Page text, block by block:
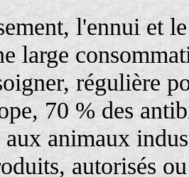
l'ennui et
large
régulière
70 % des
aux animaux
autorisés